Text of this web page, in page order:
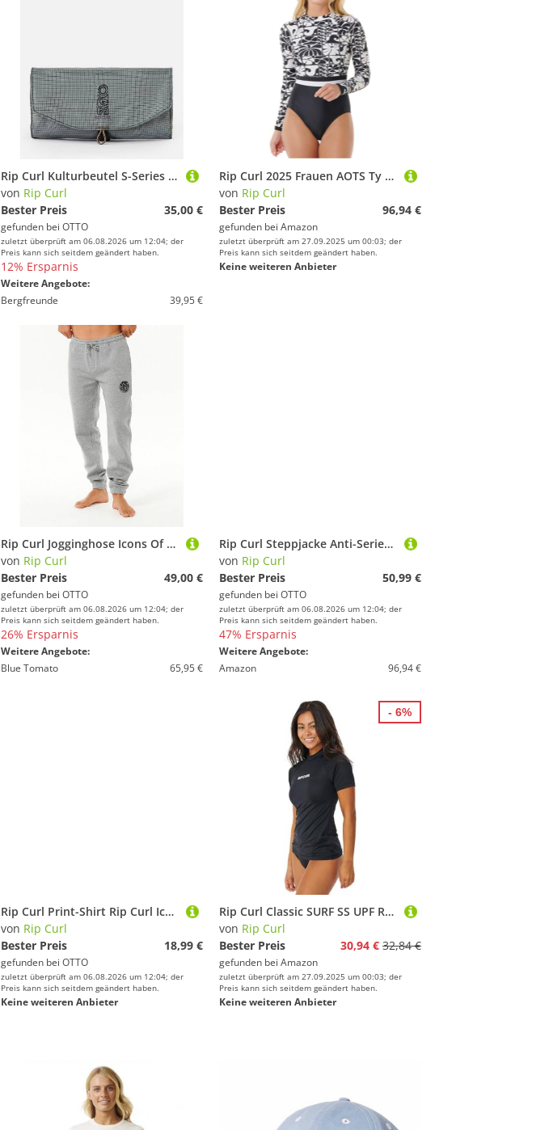
Rip Curl Kulturbeutel S-Series Dopp Kit
von Rip Curl
Bester Preis
35,00 €
gefunden bei OTTO
zuletzt überprüft am 06.08.2026 um 12:04; der
Preis kann sich seitdem geändert haben.
12% Ersparnis
Weitere Angebote:
Bergfreunde
39,95 €
Rip Curl 2025 Frauen AOTS Ty Williams UPF Surfsuit 190WRV - Washed Black
von Rip Curl
Bester Preis
96,94 €
gefunden bei Amazon
zuletzt überprüft am 27.09.2025 um 00:03; der
Preis kann sich seitdem geändert haben.
Keine weiteren Anbieter
Rip Curl Jogginghose Icons Of Surf Trainingshose
von Rip Curl
Bester Preis
49,00 €
gefunden bei OTTO
zuletzt überprüft am 06.08.2026 um 12:04; der
Preis kann sich seitdem geändert haben.
26% Ersparnis
Weitere Angebote:
Blue Tomato
65,95 €
Rip Curl Steppjacke Anti-Series Search Jacke mit Kapuze
von Rip Curl
Bester Preis
50,99 €
gefunden bei OTTO
zuletzt überprüft am 06.08.2026 um 12:04; der
Preis kann sich seitdem geändert haben.
47% Ersparnis
Weitere Angebote:
Amazon
96,94 €
Rip Curl Print-Shirt Rip Curl Icons Of Shred T-Shirt für Kinder
von Rip Curl
Bester Preis
18,99 €
gefunden bei OTTO
zuletzt überprüft am 06.08.2026 um 12:04; der
Preis kann sich seitdem geändert haben.
Keine weiteren Anbieter
Rip Curl Classic SURF SS UPF Rashguard Womens Size - M
von Rip Curl
Bester Preis
30,94 € 32,84 €
gefunden bei Amazon
zuletzt überprüft am 27.09.2025 um 00:03; der
Preis kann sich seitdem geändert haben.
Keine weiteren Anbieter
- 6%